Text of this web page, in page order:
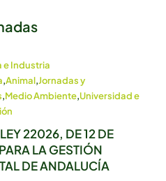
e Industria
,Animal,Jornadas y
,Medio Ambiente,Universidad e
22026, DE 12 DE
LA GESTIÓN
DE ANDALUCÍA